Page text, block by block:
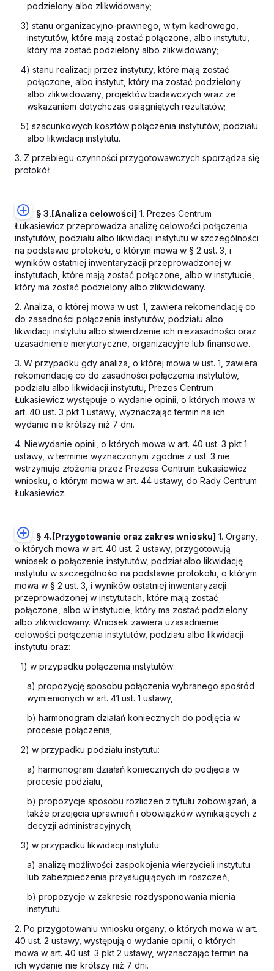
podzielony albo zlikwidowany;
3) stanu organizacyjno-prawnego, w tym kadrowego,
instytutów, które mają zostać połączone, albo instytutu,
który ma zostać podzielony albo zlikwidowany;
4) stanu realizacji przez instytuty, które mają zostać
połączone, albo instytut, który ma zostać podzielony
albo zlikwidowany, projektów badawczych wraz ze
wskazaniem dotychczas osiągniętych rezultatów;
5) szacunkowych kosztów połączenia instytutów, podziału
albo likwidacji instytutu.
3. Z przebiegu czynności przygotowawczych sporządza się
protokół.
§ 3. [Analiza celowości] 1. Prezes Centrum
Łukasiewicz przeprowadza analizę celowości połączenia
instytutów, podziału albo likwidacji instytutu w szczególności
na podstawie protokołu, o którym mowa w § 2 ust. 3, i
wyników ostatniej inwentaryzacji przeprowadzonej w
instytutach, które mają zostać połączone, albo w instytucie,
który ma zostać podzielony albo zlikwidowany.
2. Analiza, o której mowa w ust. 1, zawiera rekomendację co
do zasadności połączenia instytutów, podziału albo
likwidacji instytutu albo stwierdzenie ich niezasadności oraz
uzasadnienie merytoryczne, organizacyjne lub finansowe.
3. W przypadku gdy analiza, o której mowa w ust. 1, zawiera
rekomendację co do zasadności połączenia instytutów,
podziału albo likwidacji instytutu, Prezes Centrum
Łukasiewicz występuje o wydanie opinii, o których mowa w
art. 40 ust. 3 pkt 1 ustawy, wyznaczając termin na ich
wydanie nie krótszy niż 7 dni.
4. Niewydanie opinii, o których mowa w art. 40 ust. 3 pkt 1
ustawy, w terminie wyznaczonym zgodnie z ust. 3 nie
wstrzymuje złożenia przez Prezesa Centrum Łukasiewicz
wniosku, o którym mowa w art. 44 ustawy, do Rady Centrum
Łukasiewicz.
§ 4. [Przygotowanie oraz zakres wniosku] 1. Organy,
o których mowa w art. 40 ust. 2 ustawy, przygotowują
wniosek o połączenie instytutów, podział albo likwidację
instytutu w szczególności na podstawie protokołu, o którym
mowa w § 2 ust. 3, i wyników ostatniej inwentaryzacji
przeprowadzonej w instytutach, które mają zostać
połączone, albo w instytucie, który ma zostać podzielony
albo zlikwidowany. Wniosek zawiera uzasadnienie
celowości połączenia instytutów, podziału albo likwidacji
instytutu oraz:
1) w przypadku połączenia instytutów:
a) propozycję sposobu połączenia wybranego spośród
wymienionych w art. 41 ust. 1 ustawy,
b) harmonogram działań koniecznych do podjęcia w
procesie połączenia;
2) w przypadku podziału instytutu:
a) harmonogram działań koniecznych do podjęcia w
procesie podziału,
b) propozycje sposobu rozliczeń z tytułu zobowiązań, a
także przejęcia uprawnień i obowiązków wynikających z
decyzji administracyjnych;
3) w przypadku likwidacji instytutu:
a) analizę możliwości zaspokojenia wierzycieli instytutu
lub zabezpieczenia przysługujących im roszczeń,
b) propozycje w zakresie rozdysponowania mienia
instytutu.
2. Po przygotowaniu wniosku organy, o których mowa w art.
40 ust. 2 ustawy, występują o wydanie opinii, o których
mowa w art. 40 ust. 3 pkt 2 ustawy, wyznaczając termin na
ich wydanie nie krótszy niż 7 dni.